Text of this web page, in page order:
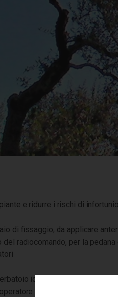
e ridurre i rischi di
di fissaggio, da applicare
del radiocomando, per la
idraulico